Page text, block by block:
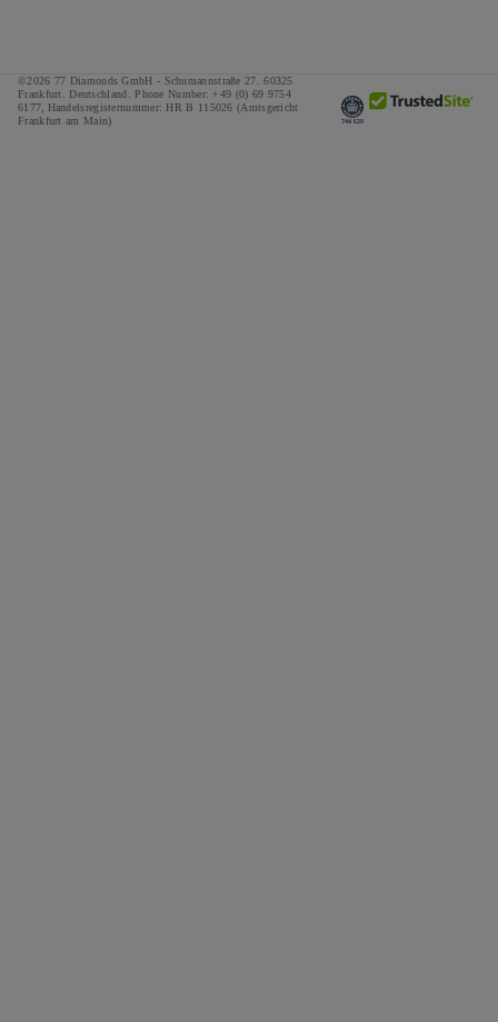
Условия за финансиране
Калкулатор за данъци и мита
Отговорно Снабдяване
Натиснете
Правила и условия
©2026 77 Diamonds GmbH - Schumannstraße 27. 60325
Frankfurt. Deutschland. Phone Number: +49 (0) 69 9754
6177,
Handelsregisternummer: HR B 115026 (Amtsgericht
Frankfurt am Main)